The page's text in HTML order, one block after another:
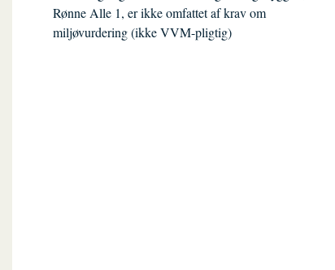
Rønne Alle 1, er ikke omfattet af krav om
miljøvurdering (ikke VVM-pligtig)